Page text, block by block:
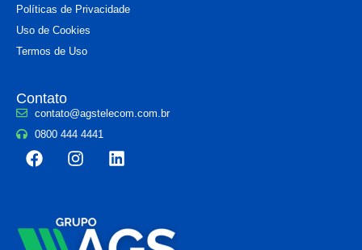
Políticas de Privacidade
Uso de Cookies
Termos de Uso
Contato
contato@agstelecom.com.br
0800 444 4441